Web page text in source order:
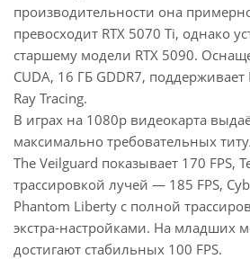
производительности она
превосходит RTX 5070 Ti, однако
старшему модели RTX 5090.
CUDA, 16 ГБ GDDR7, поддерживает
Ray Tracing.
В играх на 1080p видеокарта
максимально требовательных
The Veilguard показывает 170 FPS,
трассировкой лучей — 185 FPS,
Phantom Liberty с полной
экстра-настройками. На младших
достигают стабильных 100 FPS.